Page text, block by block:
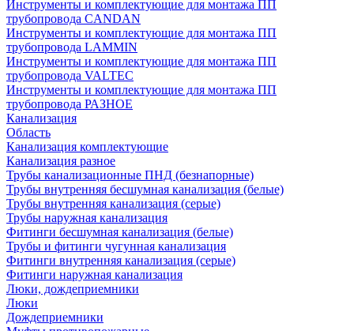
Инструменты и комплектующие для монтажа ПП
трубопровода CANDAN
Инструменты и комплектующие для монтажа ПП
трубопровода LAMMIN
Инструменты и комплектующие для монтажа ПП
трубопровода VALTEC
Инструменты и комплектующие для монтажа ПП
трубопровода РАЗНОЕ
Канализация
Область
Канализация комплектующие
Канализация разное
Трубы канализационные ПНД (безнапорные)
Трубы внутренняя бесшумная канализация (белые)
Трубы внутренняя канализация (серые)
Трубы наружная канализация
Фитинги бесшумная канализация (белые)
Трубы и фитинги чугунная канализация
Фитинги внутренняя канализация (серые)
Фитинги наружная канализация
Люки, дождеприемники
Люки
Дождеприемники